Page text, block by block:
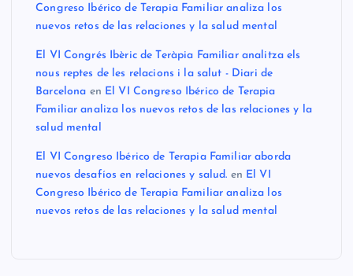
Congreso Ibérico de Terapia Familiar analiza los
nuevos retos de las relaciones y la salud mental
El VI Congrés Ibèric de Teràpia Familiar analitza els
nous reptes de les relacions i la salut - Diari de
Barcelona en El VI Congreso Ibérico de Terapia
Familiar analiza los nuevos retos de las relaciones y la
salud mental
El VI Congreso Ibérico de Terapia Familiar aborda
nuevos desafíos en relaciones y salud. en El VI
Congreso Ibérico de Terapia Familiar analiza los
nuevos retos de las relaciones y la salud mental